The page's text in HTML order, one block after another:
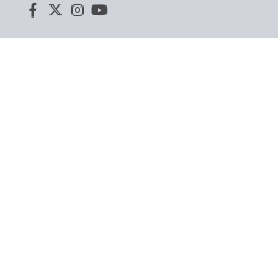
Facebook
TwitterInstagram
YouTube